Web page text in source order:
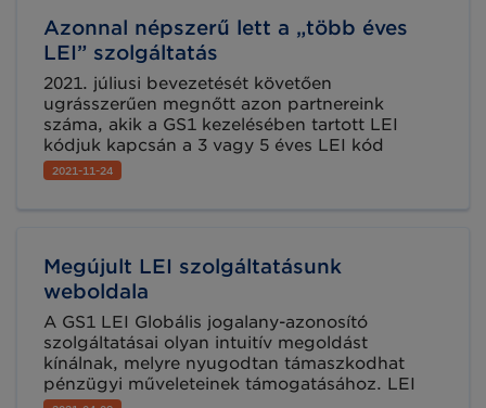
Azonnal népszerű lett a „több éves
LEI” szolgáltatás
2021. júliusi bevezetését követően
ugrásszerűen megnőtt azon partnereink
száma, akik a GS1 kezelésében tartott LEI
kódjuk kapcsán a 3 vagy 5 éves LEI kód
hosszabbítást választották. Nem csoda, hiszen
a szolgáltatás egyedülálló és nem csak az
partnereink.
2021-11-24
Megújult LEI szolgáltatásunk
weboldala
A GS1 LEI Globális jogalany-azonosító
szolgáltatásai olyan intuitív megoldást
kínálnak, melyre nyugodtan támaszkodhat
pénzügyi műveleteinek támogatásához. LEI